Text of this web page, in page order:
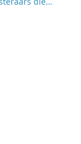
van actuele